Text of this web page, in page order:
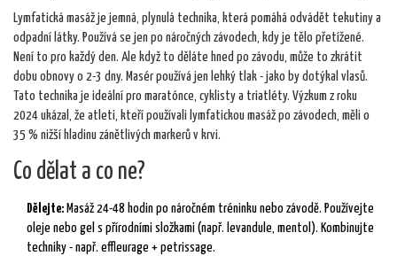
Lymfatická masáž je jemná, plynulá technika, která pomáhá odvádět tekutiny a
odpadní látky. Používá se jen po náročných závodech, kdy je tělo přetížené.
Není to pro každý den. Ale když to děláte hned po závodu, může to zkrátit
dobu obnovy o 2-3 dny. Masér používá jen lehký tlak - jako by dotýkal vlasů.
Tato technika je ideální pro maratónce, cyklisty a triatléty. Výzkum z roku
2024 ukázal, že atleti, kteří používali lymfatickou masáž po závodech, měli o
35 % nižší hladinu zánětlivých markerů v krvi.
Co dělat a co ne?
Dělejte: Masáž 24-48 hodin po náročném tréninku nebo závodě. Používejte
oleje nebo gel s přírodními složkami (např. levandule, mentol). Kombinujte
techniky - např. effleurage + petrissage.